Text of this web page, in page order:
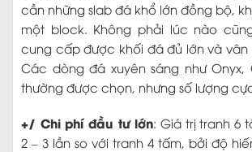
cần những slab đá khổ lớn đồng bộ,
một block. Không phải lúc nào
cung cấp được khối đá đủ lớn và vân
Các dòng đá xuyên sáng như Onyx,
thường được chọn, nhưng số lượng
+/ Chi phí đầu tư lớn: Giá trị tranh 6
2 – 3 lần so với tranh 4 tấm, bởi độ